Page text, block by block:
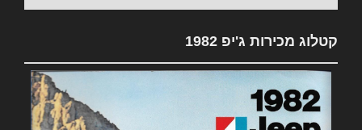
קטלוג מכירות ג'יפ 1982